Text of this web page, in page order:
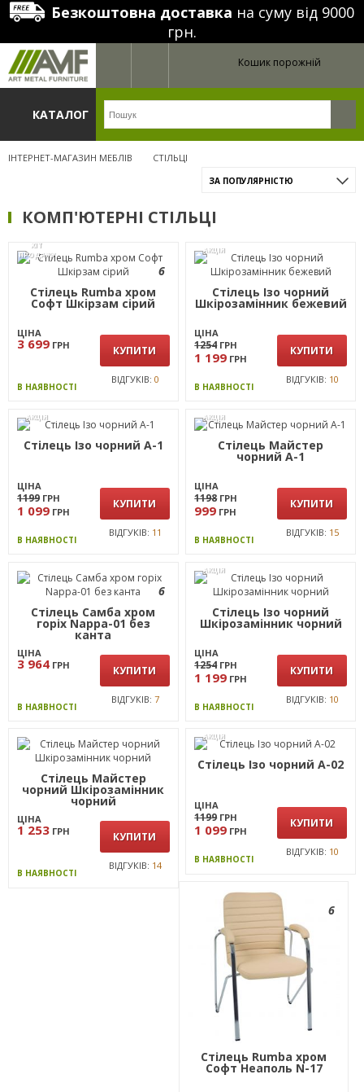
Безкоштовна доставка на суму від 9000
грн.
Кошик порожній
КАТАЛОГ
ІНТЕРНЕТ-МАГАЗИН МЕБЛІВ СТІЛЬЦІ
ЗА ПОПУЛЯРНІСТЮ
КОМП'ЮТЕРНІ СТІЛЬЦІ
ХІТ
ПРОДАЖУ
6
Стілець Rumba хром
Софт Шкiрзам сірий
ЦІНА
3 699 ГРН КУПИТИ
В НАЯВНОСТІ
ВІДГУКІВ: 0
АКЦІЯ
Стілець Ізо чорний
Шкірозамінник бежевий
ЦІНА
1254 ГРН
1 199 ГРН
КУПИТИ
В НАЯВНОСТІ
ВІДГУКІВ: 10
АКЦІЯ
Стілець Ізо чорний А-1
ЦІНА
1199 ГРН
1 099 ГРН
КУПИТИ
В НАЯВНОСТІ
ВІДГУКІВ: 11
АКЦІЯ
Стілець Майстер
чорний А-1
ЦІНА
1198 ГРН
999 ГРН
КУПИТИ
В НАЯВНОСТІ
ВІДГУКІВ: 15
6
Стілець Самба хром
горіх Nappa-01 без
канта
ЦІНА
3 964 ГРН КУПИТИ
В НАЯВНОСТІ
ВІДГУКІВ: 7
АКЦІЯ
Стілець Ізо чорний
Шкірозамінник чорний
ЦІНА
1254 ГРН
1 199 ГРН
КУПИТИ
В НАЯВНОСТІ
ВІДГУКІВ: 10
Стілець Майстер
чорний Шкірозамінник
чорний
ЦІНА
1 253 ГРН КУПИТИ
В НАЯВНОСТІ
ВІДГУКІВ: 14
АКЦІЯ
Стілець Ізо чорний А-02
ЦІНА
1199 ГРН
1 099 ГРН
КУПИТИ
В НАЯВНОСТІ
ВІДГУКІВ: 10
6
Стілець Rumba хром
Софт Неаполь N-17